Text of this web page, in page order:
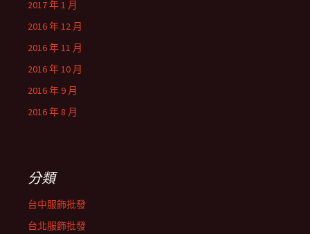
2017 年 1 月
2016 年 12 月
2016 年 11 月
2016 年 10 月
2016 年 9 月
2016 年 8 月
分類
台中服飾批發
台北服飾批發